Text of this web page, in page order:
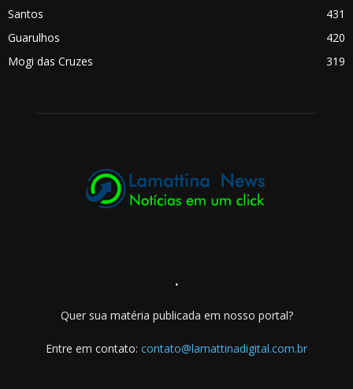
Santos
431
Guarulhos
420
Mogi das Cruzes
319
.
Quer sua matéria publicada em nosso portal?
Entre em contato: contato@lamattinadigital.com.br